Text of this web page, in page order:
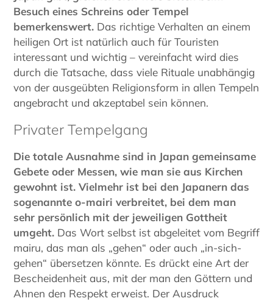
Besuch eines Schreins oder Tempel
bemerkenswert. Das richtige Verhalten an einem
heiligen Ort ist natürlich auch für Touristen
interessant und wichtig – vereinfacht wird dies
durch die Tatsache, dass viele Rituale unabhängig
von der ausgeübten Religionsform in allen Tempeln
angebracht und akzeptabel sein können.
Privater Tempelgang
Die totale Ausnahme sind in Japan gemeinsame
Gebete oder Messen, wie man sie aus Kirchen
gewohnt ist. Vielmehr ist bei den Japanern das
sogenannte o-mairi verbreitet, bei dem man
sehr persönlich mit der jeweiligen Gottheit
umgeht. Das Wort selbst ist abgeleitet vom Begriff
mairu, das man als „gehen“ oder auch „in-sich-
gehen“ übersetzen könnte. Es drückt eine Art der
Bescheidenheit aus, mit der man den Göttern und
Ahnen den Respekt erweist. Der Ausdruck